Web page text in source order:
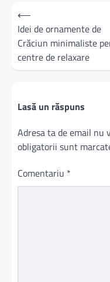
Navigare
în
articole
⟵
Idei de ornamente de
Crăciun minimaliste
centre de relaxare
Lasă un răspuns
Adresa ta de email nu
obligatorii sunt
Comentariu *